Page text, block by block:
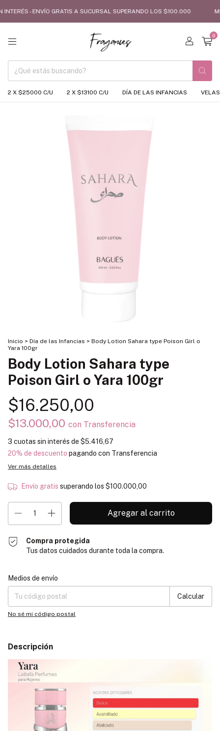
- ENVÍO GRATIS A SUCURSAL SUPERANDO LOS $100.000
0
2 X $25000 C/U 2 X $13100 C/U DÍA DE LAS INFANCIAS
Inicio > Día de las Infancias > Body Lotion Sahara type Poison Girl o
Yara 100gr
Body Lotion Sahara type
Poison Girl o Yara 100gr
$16.250,00
$13.000,00 con Transferencia
3 cuotas sin interés de $5.416,67
20% de descuento pagando con Transferencia
Ver más detalles
Envío gratis superando los $100.000,00
Compra protegida
Tus datos cuidados durante toda la compra.
Entregas para el CP:
Medios de envío
Calcular
No sé mi código postal
Descripción